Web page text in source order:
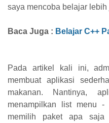
saya mencoba belajar
Baca Juga : Belajar C++
Pada artikel kali ini,
membuat aplikasi
makanan. Nantinya,
menampilkan list menu -
memilih paket apa